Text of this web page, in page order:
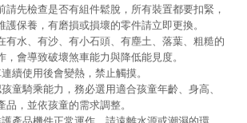
請先檢查是否有組件鬆脫，所有裝置都要扣緊，
護保養，有磨損或損壞的零件請立即更換。
有水、有沙、有小石頭、有塵土、落葉、粗糙的
，會導致破壞煞車能力與降低能見度。
續使用後會變熱，禁止觸摸。
孩童騎乘能力，務必選用適合孩童年齡、身高、
品，並依孩童的需求調整。